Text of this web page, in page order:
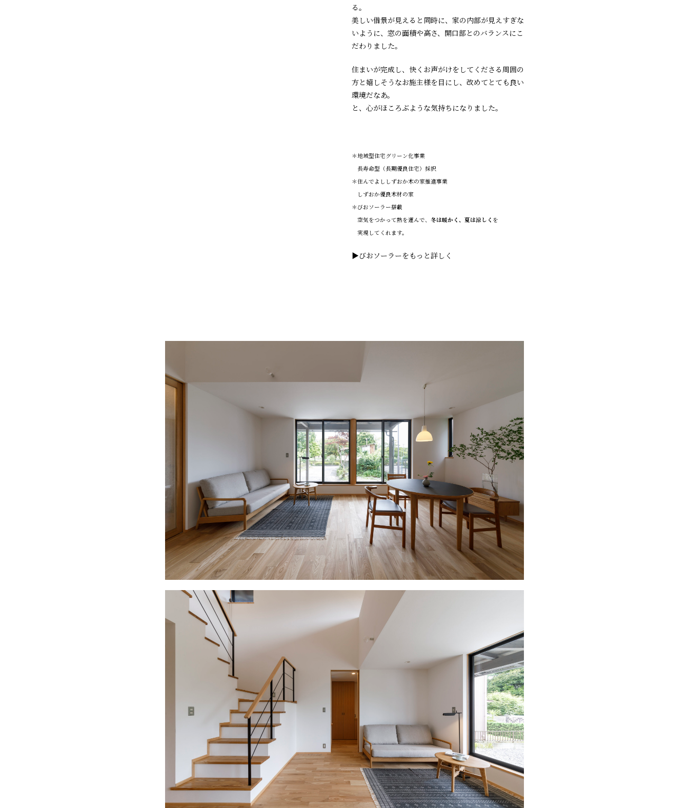
る。
美しい借景が見えると同時に、家の内部が見えすぎな
いように、窓の面積や高さ、開口部とのバランスにこ
だわりました。
住まいが完成し、快くお声がけをしてくださる周囲の
方と嬉しそうなお施主様を目にし、改めてとても良い
環境だなあ。
と、心がほころぶような気持ちになりました。
＊地域型住宅グリーン化事業
長寿命型（長期優良住宅）採択
＊住んでよししずおか木の家推進事業
しずおか優良木材の家
＊びおソーラー搭載
空気をつかって熱を運んで、 冬は暖かく、夏は涼しく を
実現してくれます。
▶びおソーラーをもっと詳しく